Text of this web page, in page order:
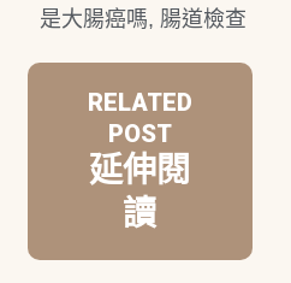
是大腸癌嗎, 腸道檢查
RELATED
POST
延伸閱
讀